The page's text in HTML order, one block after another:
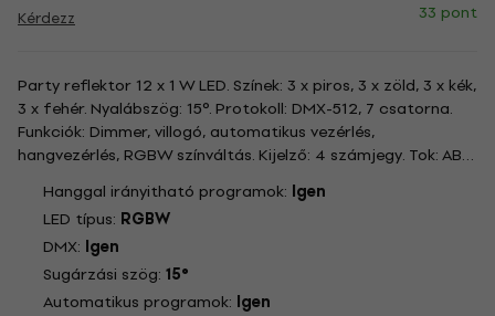
Kérdezz 33 pont
Party reflektor 12 x 1 W LED. Színek: 3 x piros, 3 x zöld, 3 x kék,
3 x fehér. Nyalábszög: 15°. Protokoll: DMX-512, 7 csatorna.
Funkciók: Dimmer, villogó, automatikus vezérlés,
hangvezérlés, RGBW színváltás. Kijelző: 4 számjegy. Tok: ABS.
Rögzítés: 1 állítható konzol (a reflektor felakasztásához
vagy elhelyezéséhez). Bemenet és kimenet: 3 tűs...
Hanggal irányitható programok: Igen
LED típus: RGBW
DMX: Igen
Sugárzási szög: 15°
Automatikus programok: Igen